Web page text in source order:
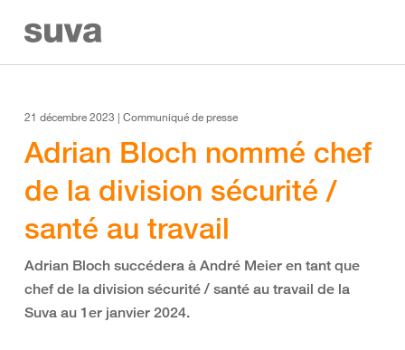
21 décembre 2023 | Communiqué de presse
Adrian Bloch nommé chef
de la division sécurité /
santé au travail
Adrian Bloch succédera à André Meier en tant que
chef de la division sécurité / santé au travail de la
Suva au 1er janvier 2024.